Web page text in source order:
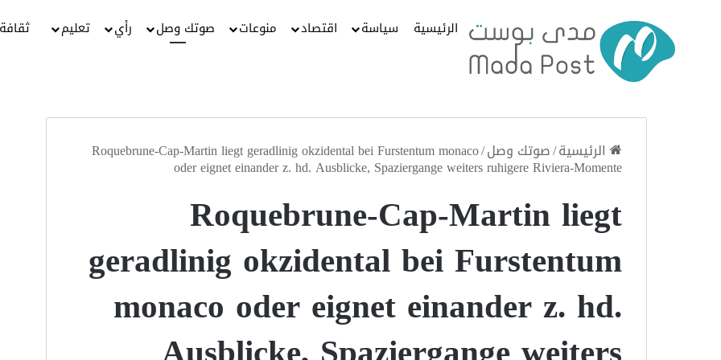
الرئيسية سياسة اقتصاد منوعات صوتك وصل رأي تعليم ثقافة
الرئيسية/صوتك وصل/
Roquebrune-Cap-Martin liegt geradlinig okzidental bei Furstentum monaco
oder eignet einander z. hd. Ausblicke, Spaziergange weiters ruhigere Riviera-Momente
Roquebrune-Cap-Martin liegt
geradlinig okzidental bei Furstentum
monaco oder eignet einander z. hd.